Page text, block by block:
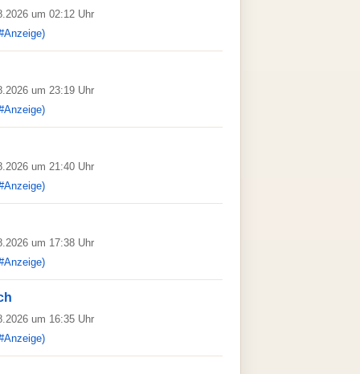
um 02:12 Uhr
um 23:19 Uhr
um 21:40 Uhr
um 17:38 Uhr
um 16:35 Uhr